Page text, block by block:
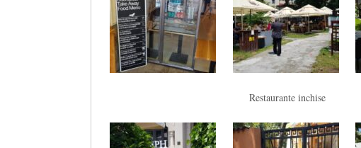
Restaurante inchise